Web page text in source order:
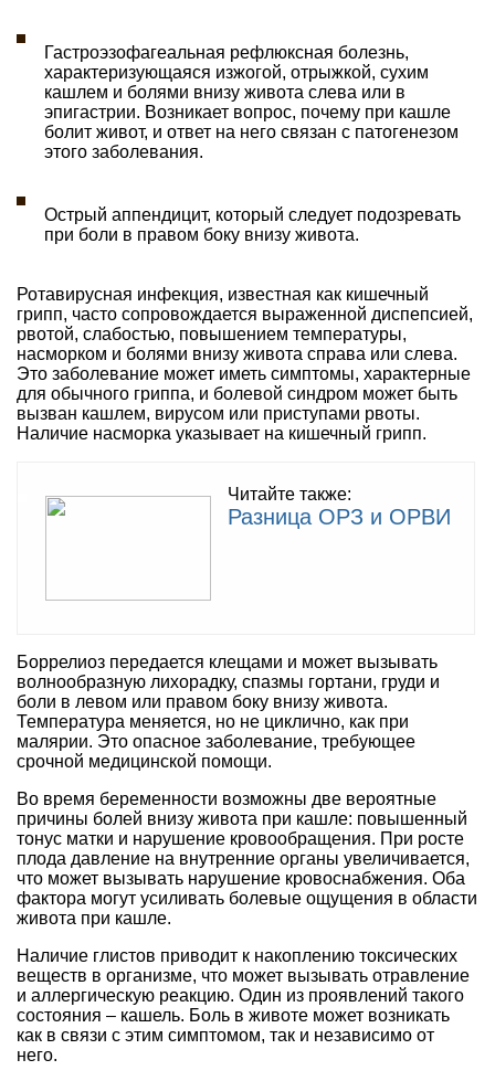
Гастроэзофагеальная рефлюксная болезнь,
характеризующаяся изжогой, отрыжкой, сухим
кашлем и болями внизу живота слева или в
эпигастрии. Возникает вопрос, почему при кашле
болит живот, и ответ на него связан с патогенезом
этого заболевания.
Острый аппендицит, который следует подозревать
при боли в правом боку внизу живота.
Ротавирусная инфекция, известная как кишечный
грипп, часто сопровождается выраженной диспепсией,
рвотой, слабостью, повышением температуры,
насморком и болями внизу живота справа или слева.
Это заболевание может иметь симптомы, характерные
для обычного гриппа, и болевой синдром может быть
вызван кашлем, вирусом или приступами рвоты.
Наличие насморка указывает на кишечный грипп.
Читайте также:
Разница ОРЗ и ОРВИ
Боррелиоз передается клещами и может вызывать
волнообразную лихорадку, спазмы гортани, груди и
боли в левом или правом боку внизу живота.
Температура меняется, но не циклично, как при
малярии. Это опасное заболевание, требующее
срочной медицинской помощи.
Во время беременности возможны две вероятные
причины болей внизу живота при кашле: повышенный
тонус матки и нарушение кровообращения. При росте
плода давление на внутренние органы увеличивается,
что может вызывать нарушение кровоснабжения. Оба
фактора могут усиливать болевые ощущения в области
живота при кашле.
Наличие глистов приводит к накоплению токсических
веществ в организме, что может вызывать отравление
и аллергическую реакцию. Один из проявлений такого
состояния – кашель. Боль в животе может возникать
как в связи с этим симптомом, так и независимо от
него.